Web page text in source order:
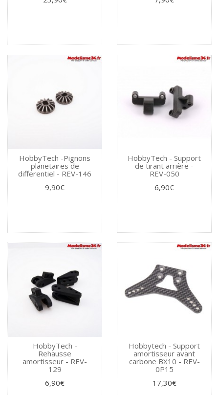
HobbyTech -Pignons
planetaires de
differentiel - REV-146
9,90€
HobbyTech - Support
de tirant arrière -
REV-050
6,90€
HobbyTech -
Rehausse
amortisseur - REV-
129
6,90€
Hobbytech - Support
amortisseur avant
carbone BX10 - REV-
0P15
17,30€